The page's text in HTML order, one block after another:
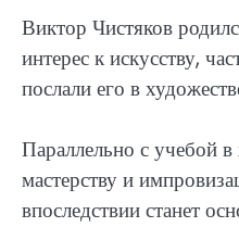
Виктор Чистяков
интерес к искусству,
послали его в
Параллельно с учебой
мастерству и
впоследствии станет